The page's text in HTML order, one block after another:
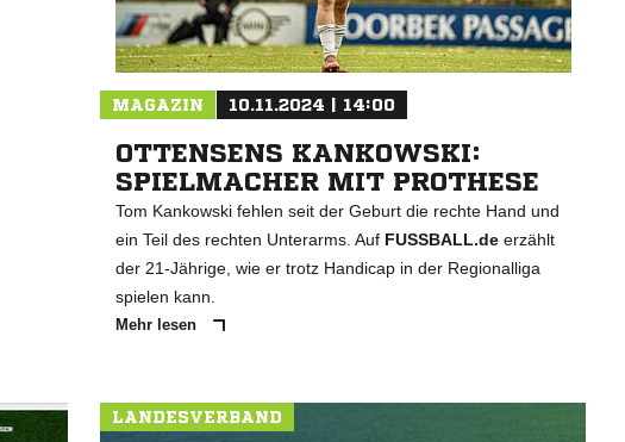
MAGAZIN 10.11.2024 | 14:00
OTTENSENS KANKOWSKI:
SPIELMACHER MIT PROTHESE
Tom Kankowski fehlen seit der Geburt die rechte Hand und
ein Teil des rechten Unterarms. Auf FUSSBALL.de erzählt
der 21-Jährige, wie er trotz Handicap in der Regionalliga
spielen kann.
Mehr lesen
LANDESVERBAND